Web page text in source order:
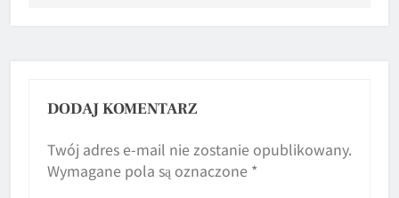
DODAJ KOMENTARZ
Twój adres e-mail nie zostanie opublikowany.
Wymagane pola są oznaczone *